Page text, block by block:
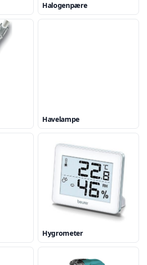
Halogenpære
Havelampe
Hygrometer